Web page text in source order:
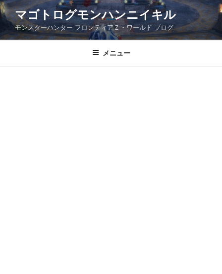
コ
ン
ン
マゴトログモンハンニイキル
モンスターハンター フロンティアＺ・ワールド ブログ
メニュー